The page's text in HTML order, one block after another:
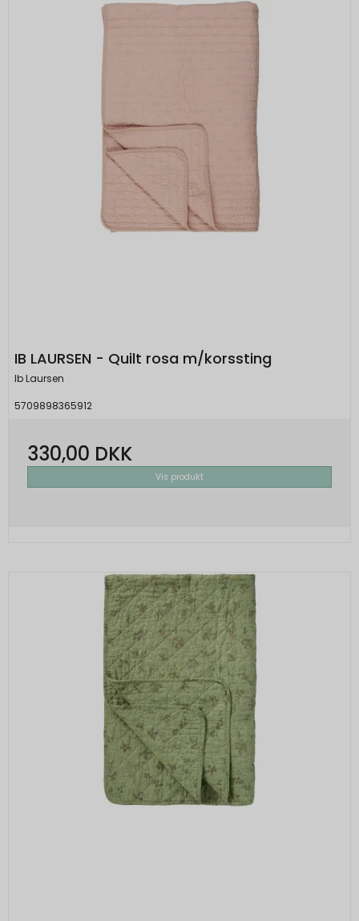
IB LAURSEN - Quilt rosa m/korssting
Ib Laursen
5709898365912
330,00 DKK
Vis produkt